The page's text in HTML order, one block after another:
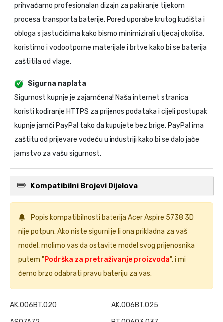
prihvaćamo profesionalan dizajn za pakiranje tijekom
procesa transporta baterije. Pored uporabe krutog kućišta i
obloga s jastučićima kako bismo minimizirali utjecaj okoliša,
koristimo i vodootporne materijale i brtve kako bi se baterija
zaštitila od vlage.
Sigurna naplata
Sigurnost kupnje je zajamčena! Naša internet stranica
koristi kodiranje HTTPS za prijenos podataka i cijeli postupak
kupnje jamči PayPal tako da kupujete bez brige. PayPal ima
zaštitu od prijevare vodeću u industriji kako bi se dalo jače
jamstvo za vašu sigurnost.
Kompatibilni Brojevi Dijelova
Popis kompatibilnosti baterija Acer Aspire 5738 3D
nije potpun. Ako niste sigurni je li ona prikladna za vaš
model, molimo vas da ostavite model svog prijenosnika
putem "Podrška za pretraživanje proizvoda", i mi
ćemo brzo odabrati pravu bateriju za vas.
AK.006BT.020
AK.006BT.025